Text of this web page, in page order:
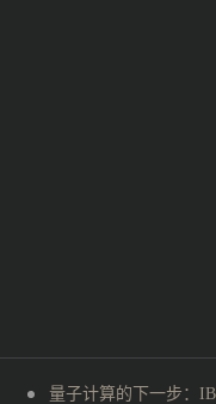
量子计算的下一步：